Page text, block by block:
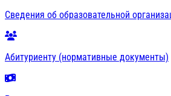
Сведения об образовательной
Абитуриенту (нормативные документы)